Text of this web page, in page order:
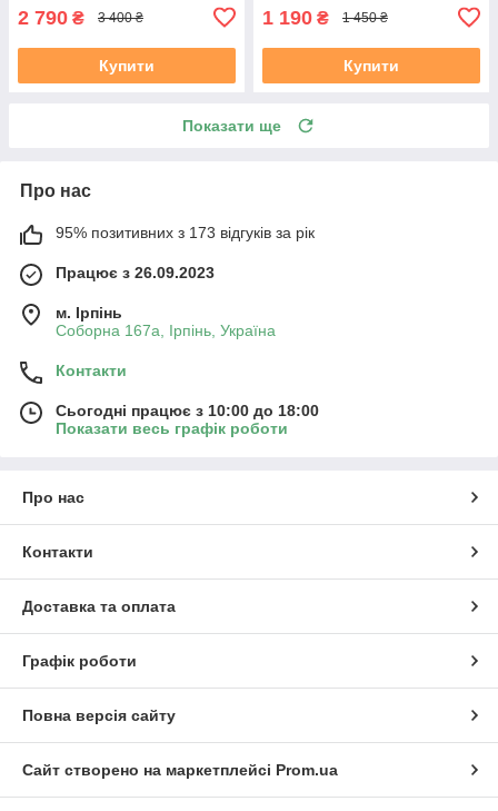
2 790 ₴ 3 400 ₴
Купити
1 190 ₴ 1 450 ₴
Купити
Показати ще
Про нас
95% позитивних з 173 відгуків за рік
Працює з 26.09.2023
м. Ірпінь
Соборна 167а, Ірпінь, Україна
Контакти
Сьогодні працює з 10:00 до 18:00
Показати весь графік роботи
Про нас
Контакти
Доставка та оплата
Графік роботи
Повна версія сайту
Сайт створено на маркетплейсі Prom.ua